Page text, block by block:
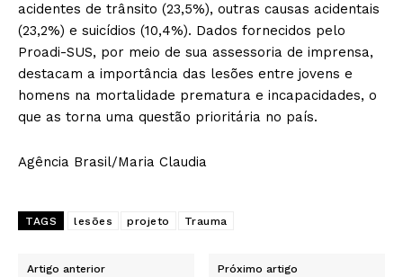
acidentes de trânsito (23,5%), outras causas acidentais
(23,2%) e suicídios (10,4%). Dados fornecidos pelo
Proadi-SUS, por meio de sua assessoria de imprensa,
destacam a importância das lesões entre jovens e
homens na mortalidade prematura e incapacidades, o
que as torna uma questão prioritária no país.
Agência Brasil/Maria Claudia
TAGS lesões projeto Trauma
Artigo anterior Próximo artigo